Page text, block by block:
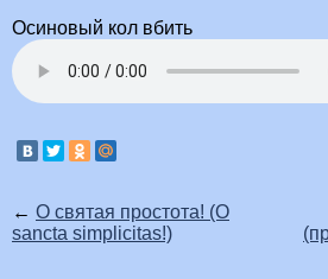
Осиновый кол вбить
← О святая простота! (O
sancta simplicitas!)